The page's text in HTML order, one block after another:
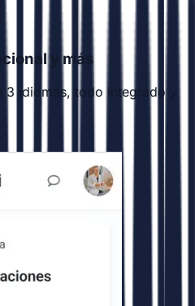
y más
idiomas, todo integrado y